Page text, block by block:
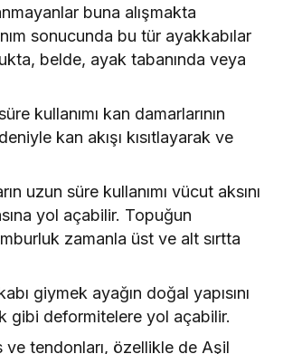
buna alışmakta
sonucunda bu tür ayakkabılar
belde, ayak tabanında veya
kullanımı kan damarlarının
kan akışı kısıtlayarak ve
uzun süre kullanımı vücut aksını
yol açabilir. Topuğun
zamanla üst ve alt sırtta
giymek ayağın doğal yapısını
gibi deformitelere yol açabilir.
tendonları, özellikle de Aşil